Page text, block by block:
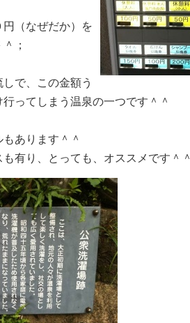
（なぜだか）を
；
で、この金額う
ってしまう温泉の一つです＾＾
あります＾＾
有り、とっても、オススメです＾＾